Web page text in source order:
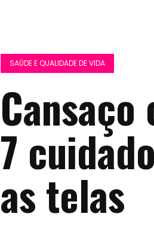
SAÚDE E QUALIDADE DE VIDA
7
as telas